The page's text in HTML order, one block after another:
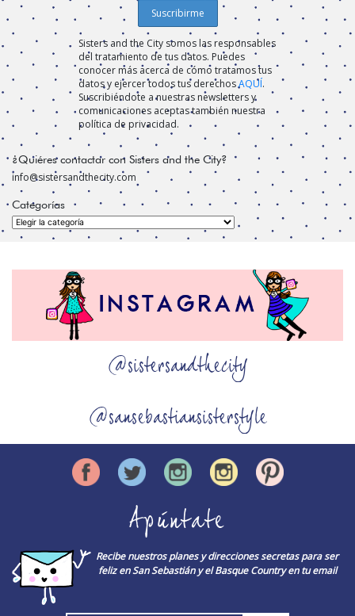
Sisters and the City somos las responsables
del tratamiento de tus datos. Puedes
conocer más acerca de cómo tratamos tus
datos y ejercer todos tus derechosAQUÍ.
Suscribiéndote a nuestras newsletters y
comunicaciones aceptas también nuestra
política de privacidad.
¿Quiéres contactar con Sisters and the City?
info@sistersandthecity.com
Categorías
Categorías
@sistersandthecity
@sansebastiansisterstyle
Apúntate
Recibe nuestros planes y direcciones secretas para ser
feliz en San Sebastián y el Basque Country en tu email